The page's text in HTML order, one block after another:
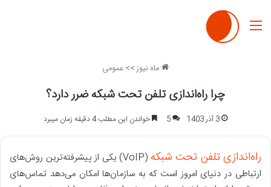
منو
ماه نیوز>>عمومی
چرا راه‌اندازی تلفن تحت شبکه ضرر دارد؟
3 آذر 1403 5 خواندن این مطلب 4 دقیقه زمان میبرد
راه‌اندازی تلفن تحت شبکه
(VoIP) یکی از پیشرفته‌ترین روش‌های
ارتباطی در دنیای امروز است که به سازمان‌ها امکان می‌دهد تماس‌های